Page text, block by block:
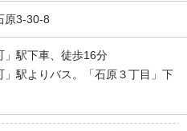
原3-30-8
」駅下車、徒歩16分
」駅よりバス。「石原３丁目」下